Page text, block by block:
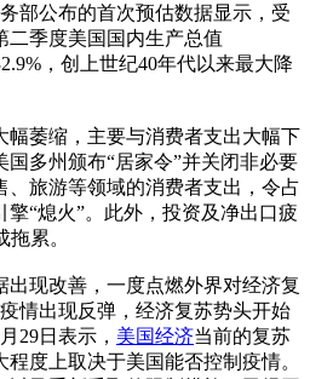
部公布的首次预估数据显示，受
二季度美国国内生产总值
，创上世纪40年代以来最大降
幅萎缩，主要与消费者支出大幅下
多州颁布“居家令”并关闭非必要
、旅游等领域的消费者支出，令占
擎“熄火”。此外，投资及净出口疲
累。
出现改善，一度点燃外界对经济复
情出现反弹，经济复苏势头开始
29日表示， 美国经济当前的复苏
度上取决于美国能否控制疫情。